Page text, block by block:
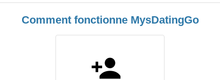
Comment fonctionne MysDatingGo